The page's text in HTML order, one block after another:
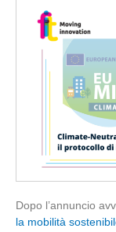
Dopo l’annuncio
la mobilità